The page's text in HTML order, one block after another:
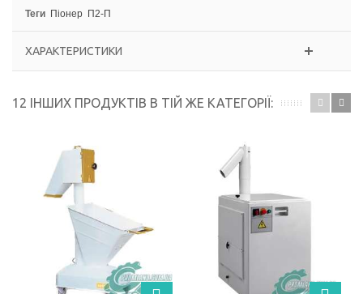
Теги Піонер П2-П
ХАРАКТЕРИСТИКИ
12 ІНШИХ ПРОДУКТІВ В ТІЙ ЖЕ КАТЕГОРІЇ: